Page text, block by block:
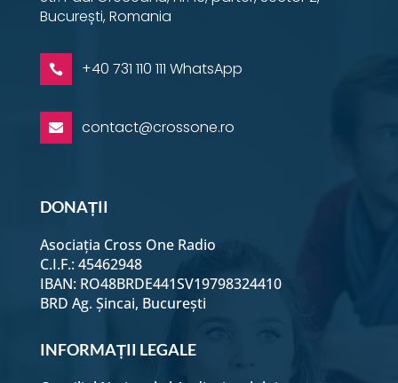
București, Romania
 +40 731 110 111 WhatsApp
 contact@crossone.ro
DONAȚII
Asociația Cross One Radio
C.I.F.: 45462948
IBAN: RO48BRDE441SV19798324410
BRD Ag. Șincai, București
INFORMAȚII LEGALE